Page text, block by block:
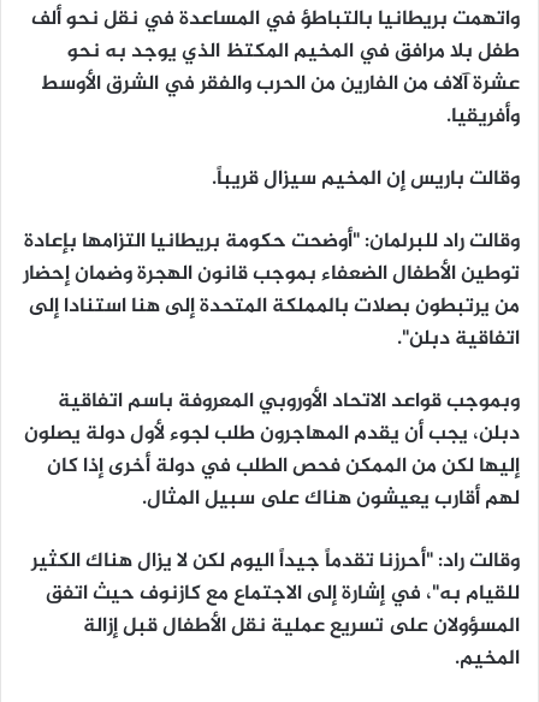
واتهمت بريطانيا بالتباطؤ في المساعدة في نقل نحو ألف
طفل بلا مرافق في المخيم المكتظ الذي يوجد به نحو
عشرة آلاف من الفارين من الحرب والفقر في الشرق الأوسط
وأفريقيا.
وقالت باريس إن المخيم سيزال قريباً.
وقالت راد للبرلمان: "أوضحت حكومة بريطانيا التزامها بإعادة
توطين الأطفال الضعفاء بموجب قانون الهجرة وضمان إحضار
من يرتبطون بصلات بالمملكة المتحدة إلى هنا استنادا إلى
اتفاقية دبلن".
وبموجب قواعد الاتحاد الأوروبي المعروفة باسم اتفاقية
دبلن، يجب أن يقدم المهاجرون طلب لجوء لأول دولة يصلون
إليها لكن من الممكن فحص الطلب في دولة أخرى إذا كان
لهم أقارب يعيشون هناك على سبيل المثال.
وقالت راد: "أحرزنا تقدماً جيداً اليوم لكن لا يزال هناك الكثير
للقيام به"، في إشارة إلى الاجتماع مع كازنوف حيث اتفق
المسؤولان على تسريع عملية نقل الأطفال قبل إزالة
المخيم.